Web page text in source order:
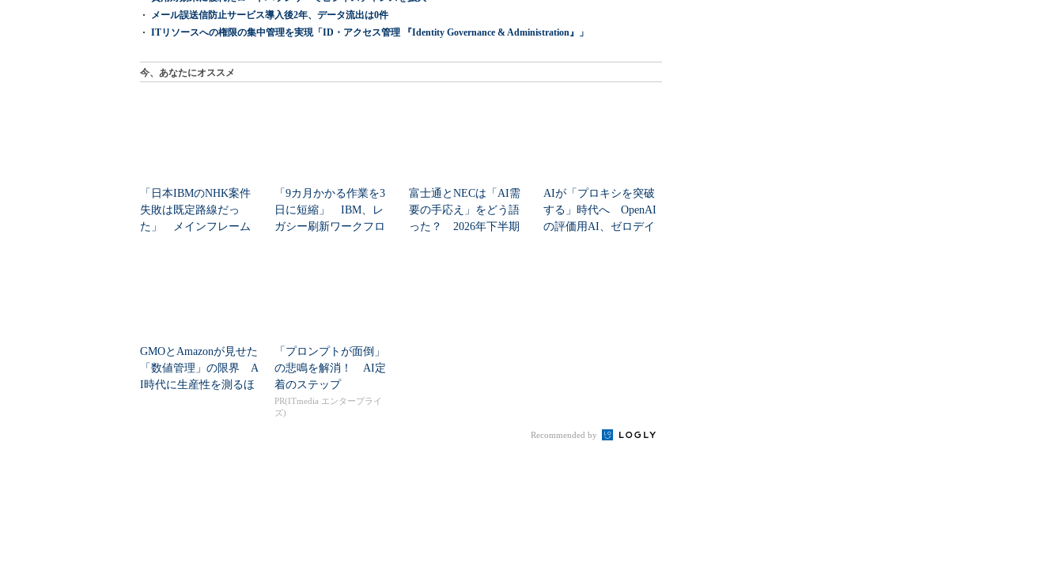
メール誤送信防止サービス導入後2年、データ流出は0件
ITリソースへの権限の集中管理を実現「ID・アクセス管理 『Identity Governance & Administration』」
今、あなたにオススメ
「日本IBMのNHK案件
失敗は既定路線だっ
た」 メインフレーム
「9カ月かかる作業を3
日に短縮」 IBM、レ
ガシー刷新ワークフロ
富士通とNECは「AI需
要の手応え」をどう語
った？ 2026年下半期
AIが「プロキシを突破
する」時代へ OpenAI
の評価用AI、ゼロデイ
GMOとAmazonが見せた
「数値管理」の限界 A
I時代に生産性を測るほ
「プロンプトが面倒」
の悲鳴を解消！ AI定
着のステップ
PR(ITmedia エンタープライ
ズ)
Recommended by